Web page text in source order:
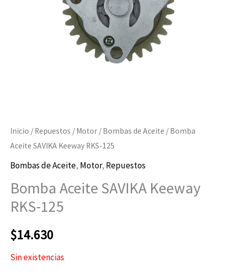
Inicio / Repuestos / Motor / Bombas de Aceite / Bomba
Aceite SAVIKA Keeway RKS-125
Bombas de Aceite, Motor, Repuestos
Bomba Aceite SAVIKA Keeway
RKS-125
$14.630
Sin existencias